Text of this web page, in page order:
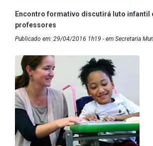
Encontro formativo discutirá luto infantil
professores
Publicado em: 29/04/2016 1h19 - em Secretaria